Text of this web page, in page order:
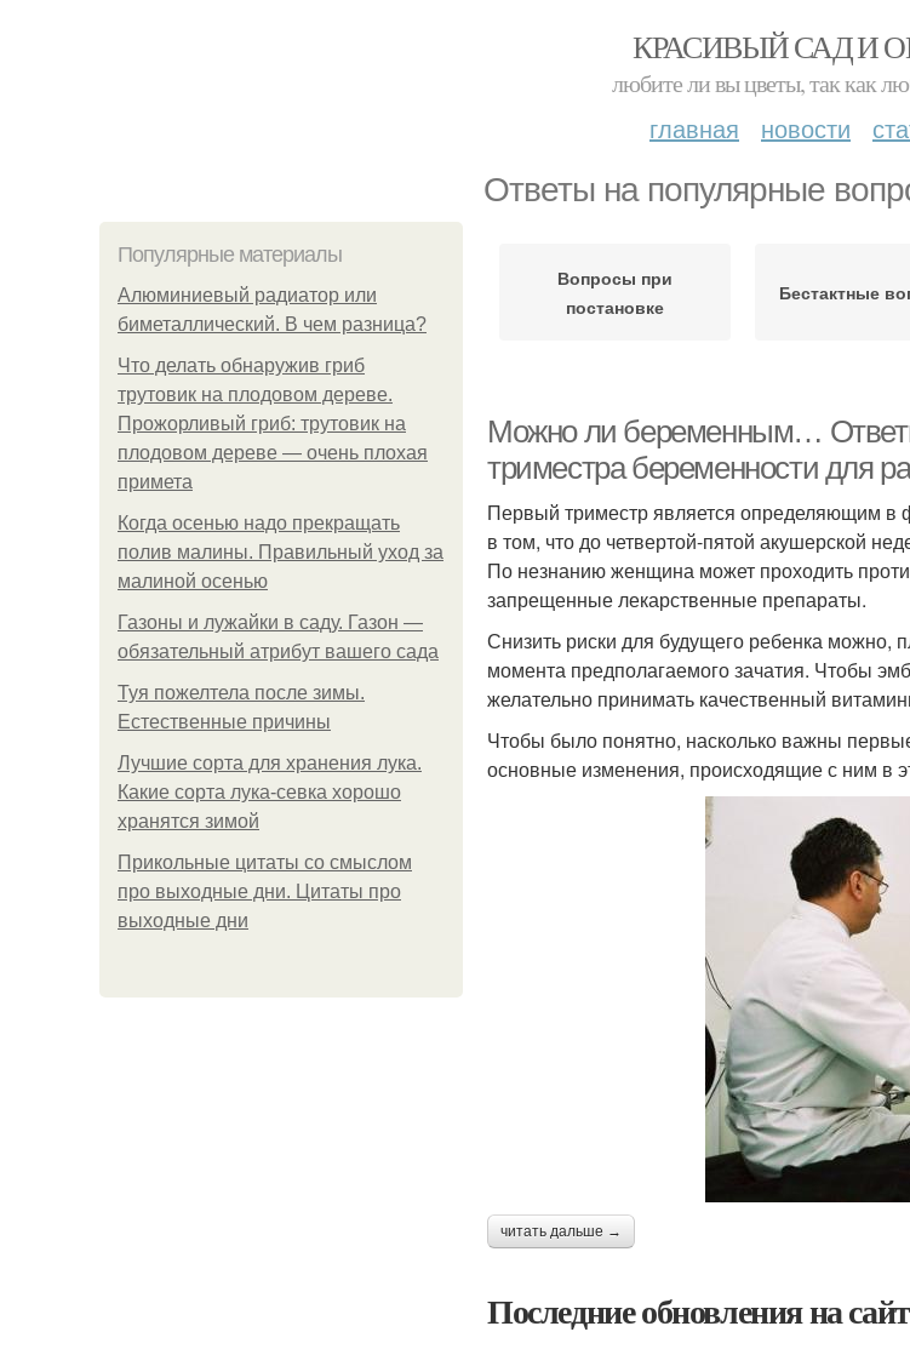
КРАСИВЫЙ САД И
любите ли вы цветы, так как
главная новости
Ответы на популярные
Популярные материалы
Алюминиевый радиатор или
биметаллический. В чем разница?
Что делать обнаружив гриб
трутовик на плодовом дереве.
Прожорливый гриб: трутовик на
плодовом дереве — очень плохая
примета
Когда осенью надо прекращать
полив малины. Правильный уход за
малиной осенью
Газоны и лужайки в саду. Газон —
обязательный атрибут вашего сада
Туя пожелтела после зимы.
Естественные причины
Лучшие сорта для хранения лука.
Какие сорта лука-севка хорошо
хранятся зимой
Прикольные цитаты со смыслом
про выходные дни. Цитаты про
выходные дни
Вопросы при
постановке
Бестактные
Можно ли беременным…
триместра беременности для
Первый триместр является определяющим в
в том, что до четвертой-пятой акушерской
По незнанию женщина может проходить
запрещенные лекарственные препараты.
Снизить риски для будущего ребенка можно,
момента предполагаемого зачатия. Чтобы
желательно принимать качественный
Чтобы было понятно, насколько важны
основные изменения, происходящие с ним в
читать дальше →
Последние обновления на